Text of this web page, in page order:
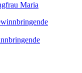
Maria